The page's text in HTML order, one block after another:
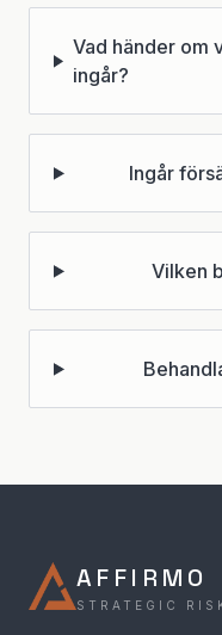
Vad händer om
ingår?
Ingår
Vilken
AFFIRMO
STRATEGIC